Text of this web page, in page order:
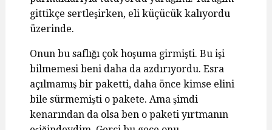
gittikçe sertleşirken, eli küçücük kalıyordu
üzerinde.
Onun bu saflığı çok hoşuma girmişti. Bu işi
bilmemesi beni daha da azdırıyordu. Esra
açılmamış bir paketti, daha önce kimse elini
bile sürmemişti o pakete. Ama şimdi
kenarından da olsa ben o paketi yırtmanın